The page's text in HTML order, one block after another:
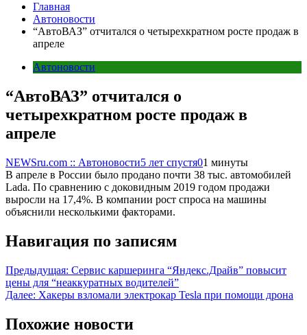
Главная
Автоновости
“АвтоВАЗ” отчитался о четырехкратном росте продаж в
апреле
Автоновости
“АвтоВАЗ” отчитался о
четырехкратном росте продаж в
апреле
NEWSru.com :: Автоновости5 лет спустя01 минуты
В апреле в России было продано почти 38 тыс. автомобилей
Lada. По сравнению с доковидным 2019 годом продажи
выросли на 17,4%. В компании рост спроса на машины
объяснили несколькими факторами.
Навигация по записям
Предыдущая: Сервис каршеринга “Яндекс.Драйв” повысит
цены для “неаккуратных водителей”
Далее: Хакеры взломали электрокар Tesla при помощи дрона
Похожие новости